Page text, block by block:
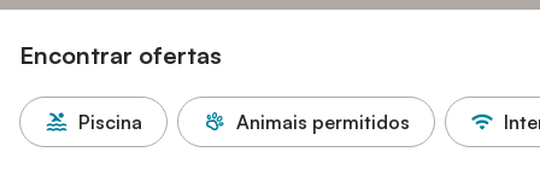
Encontrar ofertas
Piscina Animais permitidos